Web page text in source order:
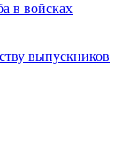
в войсках
выпускников